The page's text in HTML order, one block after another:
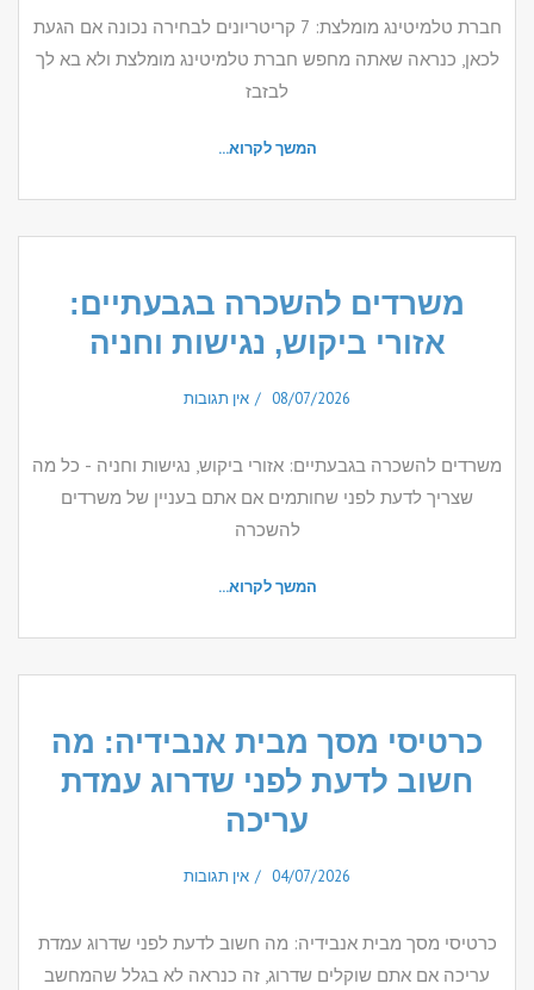
חברת טלמיטינג מומלצת: 7 קריטריונים לבחירה נכונה אם הגעת
לכאן, כנראה שאתה מחפש חברת טלמיטינג מומלצת ולא בא לך
לבזבז
המשך לקרוא...
משרדים להשכרה בגבעתיים:
אזורי ביקוש, נגישות וחניה
08/07/2026 אין תגובות
משרדים להשכרה בגבעתיים: אזורי ביקוש, נגישות וחניה - כל מה
שצריך לדעת לפני שחותמים אם אתם בעניין של משרדים
להשכרה
המשך לקרוא...
כרטיסי מסך מבית אנבידיה: מה
חשוב לדעת לפני שדרוג עמדת
עריכה
04/07/2026 אין תגובות
כרטיסי מסך מבית אנבידיה: מה חשוב לדעת לפני שדרוג עמדת
עריכה אם אתם שוקלים שדרוג, זה כנראה לא בגלל שהמחשב